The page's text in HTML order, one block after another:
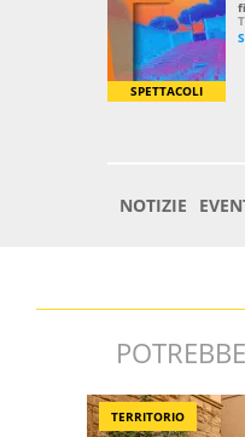
TERRITORIO